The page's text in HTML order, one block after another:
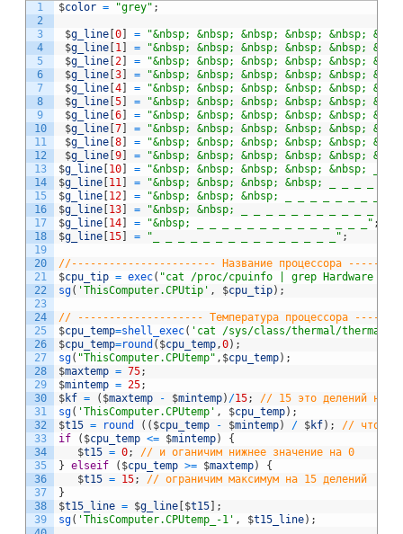
1
2
3
4
5
6
7
8
9
10
11
12
13
14
15
16
17
18
19
20
21
22
23
24
25
26
27
28
29
30
31
32
33
34
35
36
37
38
39
$color = "grey" ;
$g_line 0 =
"&nbsp; &nbsp; &nbsp; &nbsp; &nbsp;
$g_line 1 =
"&nbsp; &nbsp; &nbsp; &nbsp; &nbsp;
$g_line 2 =
"&nbsp; &nbsp; &nbsp; &nbsp; &nbsp;
$g_line 3 =
"&nbsp; &nbsp; &nbsp; &nbsp; &nbsp;
$g_line 4 =
"&nbsp; &nbsp; &nbsp; &nbsp; &nbsp;
$g_line 5 =
"&nbsp; &nbsp; &nbsp; &nbsp; &nbsp;
$g_line 6 =
"&nbsp; &nbsp; &nbsp; &nbsp; &nbsp;
$g_line 7 =
"&nbsp; &nbsp; &nbsp; &nbsp; &nbsp;
$g_line 8 =
"&nbsp; &nbsp; &nbsp; &nbsp; &nbsp;
$g_line 9 =
"&nbsp; &nbsp; &nbsp; &nbsp; &nbsp;
$g_line 10 =
"&nbsp; &nbsp; &nbsp; &nbsp; &nbsp; _
$g_line 11 =
"&nbsp; &nbsp; &nbsp; &nbsp; _ _ _ _ _
$g_line 12 =
"&nbsp; &nbsp; &nbsp; _ _ _ _ _ _ _ _ _
$g_line 13 =
"&nbsp; &nbsp; _ _ _ _ _ _ _ _ _ _ _ _
$g_line 14 = "&nbsp; _ _ _ _ _ _ _ _ _ _ _ _ _ _" ;
$g_line 15 = "_ _ _ _ _ _ _ _ _ _ _ _ _ _ _" ;
//----------------------- Название процессора
$cpu_tip = exec( "cat /proc/cpuinfo | grep Hardware |
sg( 'ThisComputer.CPUtip' , $cpu_tip) ;
// -------------------- Температура процессора
$cpu_temp=shell_exec( 'cat /sys/class/thermal/
$cpu_temp=round ( $cpu_temp,0) ;
sg( "ThisComputer.CPUtemp" , $cpu_temp) ;
$maxtemp = 75;
$mintemp = 25;
$kf = ( $maxtemp - $mintemp) /15;
// 15 это делений на
sg( 'ThisComputer.CPUtemp' , $cpu_temp) ;
$t15 = round ( ( $cpu_temp - $mintemp) / $kf) ;
// чтобы
if
( $cpu_temp <= $mintemp)
{
$t15 = 0;
// и оганичим нижнее значение на 0
} elseif ( $cpu_temp >= $maxtemp)
{
$t15 = 15;
// ограничим максимум на 15 делений
}
$t15_line = $g_line $t15
;
sg( 'ThisComputer.CPUtemp_-1' , $t15_line) ;